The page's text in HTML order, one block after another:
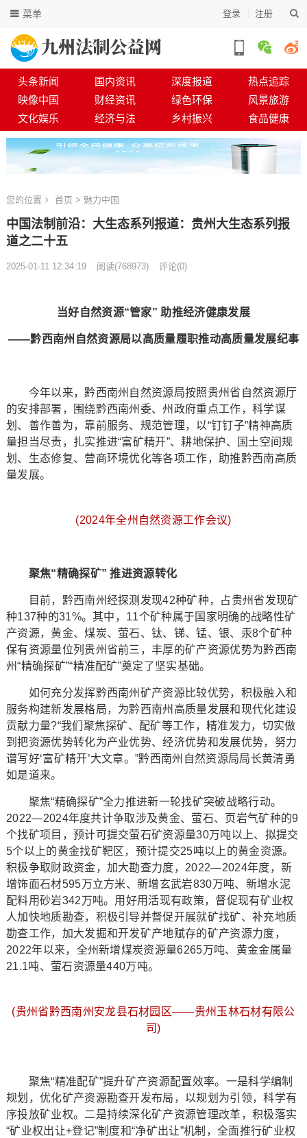
登录 注册
菜单
头条新闻 国内资讯 深度报道
热点追踪
映像中国
财经资讯 绿色环保
风景旅游
文化娱乐
经济与法 乡村振兴 食品健康
您的位置 首页 > 魅力中国
中国法制前沿：大生态系列报道：贵州大生态系列报
道之二十五​​​​​​​​​​​​​​​​​​​​​​​​​​​​​​​​​​​​​​​​​​​​​​​​​​​​​​​​​​​​​​​​​​​​​​​​
2025-01-11 12:34:19 阅读(768973) 评论(0)
当好自然资源“管家” 助推经济健康发展
——黔西南州自然资源局以高质量履职推动高质量发展纪事
今年以来，黔西南州自然资源局按照贵州省自然资源厅
的安排部署，围绕黔西南州委、州政府重点工作，科学谋
划、善作善为，靠前服务、规范管理，以“钉钉子”精神高质
量担当尽责，扎实推进“富矿精开”、耕地保护、国土空间规
划、生态修复、营商环境优化等各项工作，助推黔西南高质
量发展。
(2024年全州自然资源工作会议)
聚焦“精确探矿” 推进资源转化
目前，黔西南州经探测发现42种矿种，占贵州省发现矿
种137种的31%。其中，11个矿种属于国家明确的战略性矿
产资源，黄金、煤炭、萤石、钛、锑、锰、银、汞8个矿种
保有资源量位列贵州省前三，丰厚的矿产资源优势为黔西南
州“精确探矿”“精准配矿”奠定了坚实基础。
如何充分发挥黔西南州矿产资源比较优势，积极融入和
服务构建新发展格局，为黔西南州高质量发展和现代化建设
贡献力量?“我们聚焦探矿、配矿等工作，精准发力，切实做
到把资源优势转化为产业优势、经济优势和发展优势，努力
谱写好‘富矿精开’大文章。”黔西南州自然资源局局长黄清勇
如是道来。
聚焦“精确探矿”全力推进新一轮找矿突破战略行动。
2022—2024年度共计争取涉及黄金、萤石、页岩气矿种的9
个找矿项目，预计可提交萤石矿资源量30万吨以上、拟提交
5个以上的黄金找矿靶区，预计提交25吨以上的黄金资源。
积极争取财政资金，加大勘查力度，2022—2024年度，新
增饰面石材595万立方米、新增玄武岩830万吨、新增水泥
配料用砂岩342万吨。用好用活现有政策，督促现有矿业权
人加快地质勘查，积极引导并督促开展就矿找矿、补充地质
勘查工作，加大发掘和开发矿产地赋存的矿产资源力度，
2022年以来，全州新增煤炭资源量6265万吨、黄金金属量
21.1吨、萤石资源量440万吨。
(贵州省黔西南州安龙县石材园区——贵州玉林石材有限公
司)
聚焦“精准配矿”提升矿产资源配置效率。一是科学编制
规划，优化矿产资源勘查开发布局，以规划为引领，科学有
序投放矿业权。二是持续深化矿产资源管理改革，积极落实
“矿业权出让+登记”制度和“净矿出让”机制，全面推行矿业权